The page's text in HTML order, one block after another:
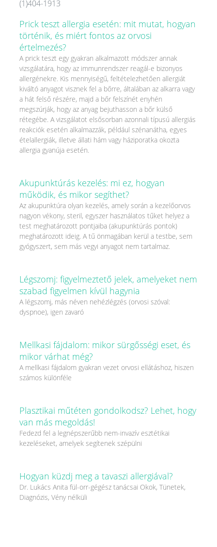
(1)404-1913
Prick teszt allergia esetén: mit mutat, hogyan
történik, és miért fontos az orvosi
értelmezés?
A prick teszt egy gyakran alkalmazott módszer annak
vizsgálatára, hogy az immunrendszer reagál-e bizonyos
allergénekre. Kis mennyiségű, feltételezhetően allergiát
kiváltó anyagot visznek fel a bőrre, általában az alkarra vagy
a hát felső részére, majd a bőr felszínét enyhén
megszúrják, hogy az anyag bejuthasson a bőr külső
rétegébe. A vizsgálatot elsősorban azonnali típusú allergiás
reakciók esetén alkalmazzák, például szénanátha, egyes
ételallergiák, illetve állati hám vagy háziporatka okozta
allergia gyanúja esetén.
Akupunktúrás kezelés: mi ez, hogyan
működik, és mikor segíthet?
Az akupunktúra olyan kezelés, amely során a kezelőorvos
nagyon vékony, steril, egyszer használatos tűket helyez a
test meghatározott pontjaiba (akupunktúrás pontok)
meghatározott ideig. A tű önmagában kerül a testbe, sem
gyógyszert, sem más vegyi anyagot nem tartalmaz.
Légszomj: figyelmeztető jelek, amelyeket nem
szabad figyelmen kívül hagynia
A légszomj, más néven nehézlégzés (orvosi szóval:
dyspnoe), igen zavaró
Mellkasi fájdalom: mikor sürgősségi eset, és
mikor várhat még?
A mellkasi fájdalom gyakran vezet orvosi ellátáshoz, hiszen
számos különféle
Plasztikai műtéten gondolkodsz? Lehet, hogy
van más megoldás!
Fedezd fel a legnépszerűbb nem-invazív esztétikai
kezeléseket, amelyek segítenek szépülni
Hogyan küzdj meg a tavaszi allergiával?
Dr. Lukács Anita fül-orr-gégész tanácsai Okok, Tünetek,
Diagnózis, Vény nélküli